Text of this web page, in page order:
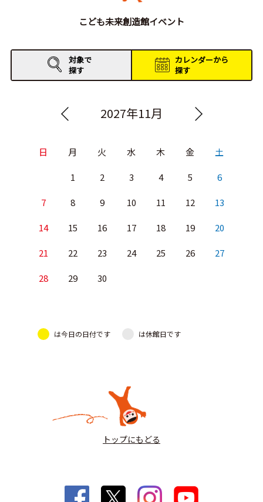
こども未来創造館イベント
対象で
探す
カレンダーから
探す
2027年11月
日 月 火 水 木 金 土
1 2 3 4 5 6
7 8 9 10 11 12 13
14 15 16 17 18 19 20
21 22 23 24 25 26 27
28 29 30
は今日の日付です は休館日です
トップにもどる